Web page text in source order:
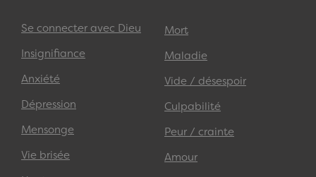
Se connecter avec Dieu
Insignifiance
Anxiété
Dépression
Mensonge
Vie brisée
Mort
Maladie
Vide / désespoir
Culpabilité
Peur / crainte
Amour